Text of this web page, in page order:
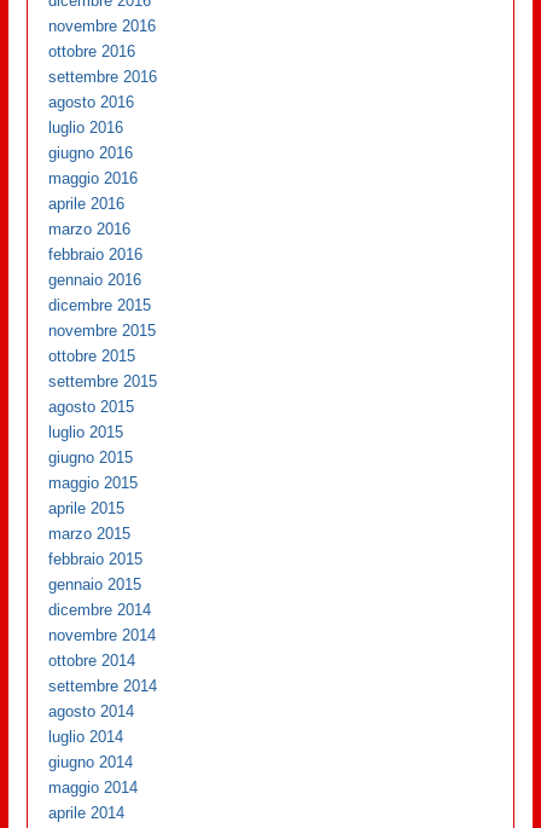
novembre 2016
ottobre 2016
settembre 2016
agosto 2016
luglio 2016
giugno 2016
maggio 2016
aprile 2016
marzo 2016
febbraio 2016
gennaio 2016
dicembre 2015
novembre 2015
ottobre 2015
settembre 2015
agosto 2015
luglio 2015
giugno 2015
maggio 2015
aprile 2015
marzo 2015
febbraio 2015
gennaio 2015
dicembre 2014
novembre 2014
ottobre 2014
settembre 2014
agosto 2014
luglio 2014
giugno 2014
maggio 2014
aprile 2014